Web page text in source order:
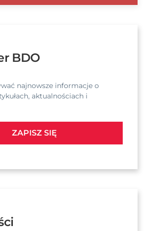
BDO
najnowsze informacje o
aktualnościach i
ZAPISZ SIĘ